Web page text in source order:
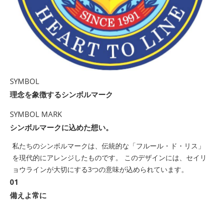
SYMBOL
理念を象徴するシンボルマーク
SYMBOL MARK
シンボルマークに込めた想い。
私たちのシンボルマークは、伝統的な「フルール・ド・リス」
を現代的にアレンジしたものです。 このデザインには、セイリ
ョウラインが大切にする3つの意味が込められています。
01
備えよ常に